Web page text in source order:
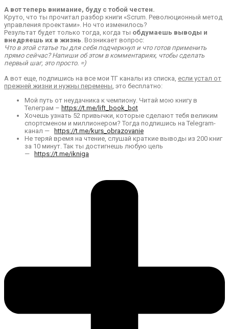
А вот теперь внимание, буду с тобой честен.
Круто, что ты прочитал разбор книги «Scrum. Революционный метод
управления проектами». Но что изменилось?
Результат будет только тогда, когда ты обдумаешь выводы и
внедряешь их в жизнь. Возникает вопрос:
Что в этой статье ты для себя подчеркнул и что готов применить
прямо сейчас? Напиши об этом в комментариях, чтобы сделать
первый шаг, это просто. =)
А вот еще, подпишись на все мои ТГ каналы из списка, если устал от
прежней жизни и нужны перемены, это бесплатно:
Мой путь от неудачника к чемпиону. Читай мою книгу в
Телеграм – https://t.me/lift_book_bot
Хочешь узнать 52 привычки, которые сделают тебя великим
спортсменом и миллионером? Тогда подпишись на Telegram-
канал —
https://t.me/kurs_obrazovanie
Не теряй время на чтение, слушай краткие выводы из 200 книг
за 10 минут. Так ты достигнешь любую цель
—
https://t.me/ikniga